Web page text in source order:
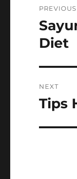
PREVIOUS
Previous
post:
Diet
NEXT
Next
Tips